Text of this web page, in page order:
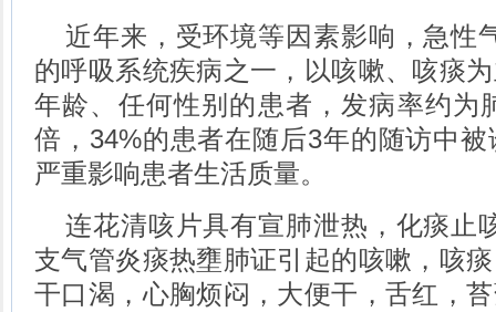
近年来，受环境等因素影响，急性
的呼吸系统疾病之一，以咳嗽、咳痰
年龄、任何性别的患者，发病率约为
倍，34%的患者在随后3年的随访中
严重影响患者生活质量。
连花清咳片具有宣肺泄热，化痰止
支气管炎痰热壅肺证引起的咳嗽，咳
干口渴，心胸烦闷，大便干，舌红，